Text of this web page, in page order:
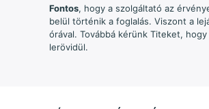
Fontos, hogy a szolgáltató az
belül történik a foglalás. Viszont a
órával. Továbbá kérünk Titeket,
lerövidül.